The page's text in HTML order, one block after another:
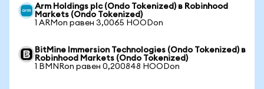
Arm Holdings plc (Ondo Tokenized) в Robinhood
Markets (Ondo Tokenized)
1 ARMon равен 3,0065 HOODon
BitMine Immersion Technologies (Ondo Tokenized) в
Robinhood Markets (Ondo Tokenized)
1 BMNRon равен 0,200848 HOODon